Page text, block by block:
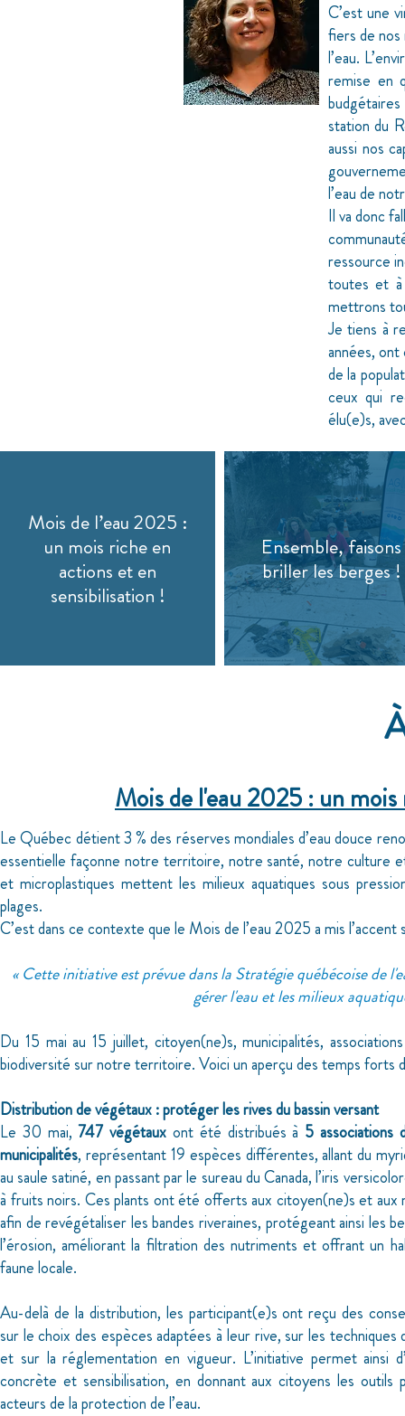
C’est une
fiers de nos
l’eau.
remise en
station du
aussi nos
l’eau de
Il va donc
ressource
toutes et à
mettrons
Je tiens à
années,
de la
ceux qui
élu(e)s,
Mois de l’eau 2025 :
un mois riche en
actions et en
sensibilisation !
Ensemble, faisons
briller les berges !
Mois de l'eau 2025 : un
Le Québec détient 3 % des réserves mondiales d’eau douce
essentielle façonne notre territoire, notre santé, notre culture
et microplastiques mettent les milieux aquatiques sous
plages.
C’est dans ce contexte que le Mois de l’eau 2025 a mis
« Cette initiative est prévue dans la Stratégie québécoise de
gérer l'eau et les milieux
Du 15 mai au 15 juillet, citoyen(ne)s, municipalités,
biodiversité sur notre territoire. Voici un aperçu des temps forts
Distribution de végétaux : protéger les rives du bassin versant
Le 30 mai,747 végétaux ont été distribués à 5 associations
municipalités, représentant 19 espèces différentes, allant du
au saule satiné, en passant par le sureau du Canada, l’iris
à fruits noirs. Ces plants ont été offerts aux citoyen(ne)s et aux
afin de revégétaliser les bandes riveraines, protégeant ainsi les
l’érosion, améliorant la filtration des nutriments et offrant un
faune locale.
Au-delà de la distribution, les participant(e)s ont reçu des
sur le choix des espèces adaptées à leur rive, sur les techniques
et sur la réglementation en vigueur. L’initiative permet ainsi
concrète et sensibilisation, en donnant aux citoyens les outils
acteurs de la protection de l’eau.